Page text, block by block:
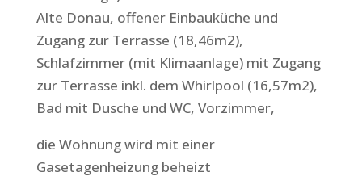
Alte Donau, offener Einbauküche und
Zugang zur Terrasse (18,46m2),
Schlafzimmer (mit Klimaanlage) mit Zugang
zur Terrasse inkl. dem Whirlpool (16,57m2),
Bad mit Dusche und WC, Vorzimmer,
die Wohnung wird mit einer
Gasetagenheizung beheizt